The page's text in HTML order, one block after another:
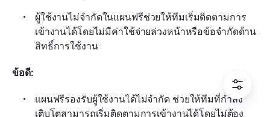
ผู้ใช้งานไม่จำกัดในแผนฟรีช่วยให้ทีมเริ่มติดตามการ
เข้างานได้โดยไม่มีค่าใช้จ่ายล่วงหน้าหรือข้อจำกัดด้าน
สิทธิ์การใช้งาน
ข้อดี:
แผนฟรีรองรับผู้ใช้งานได้ไม่จำกัด ช่วยให้ทีมที่กำลัง
เติบโตสามารถเริ่มติดตามการเข้างานได้โดยไม่ต้อง